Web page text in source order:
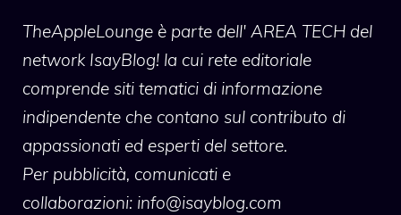
TheAppleLounge è parte dell' AREA TECH del
network IsayBlog! la cui rete editoriale
comprende siti tematici di informazione
indipendente che contano sul contributo di
appassionati ed esperti del settore.
Per pubblicità, comunicati e
collaborazioni: info@isayblog.com